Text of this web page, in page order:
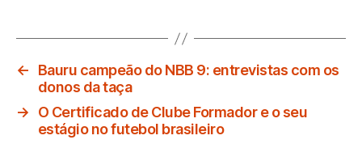
←
Bauru campeão do NBB 9: entrevistas com os
donos da taça
→
O Certificado de Clube Formador e o seu
estágio no futebol brasileiro